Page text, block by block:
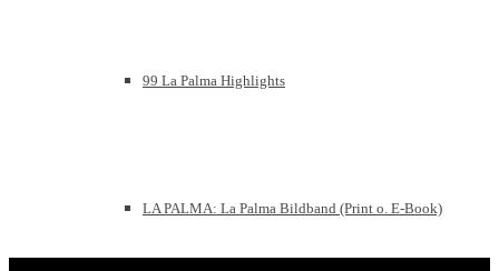
99 La Palma Highlights
LA PALMA: La Palma Bildband (Print o. E-Book)